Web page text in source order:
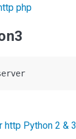
php
http Python 2 & 3